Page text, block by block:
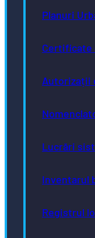
Planuri
Certificate
Autorizații
Lucrări
Inventarul
Registrul